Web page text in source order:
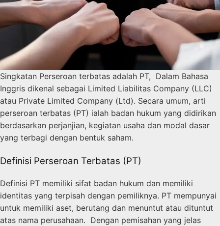
Singkatan Perseroan terbatas adalah PT, Dalam Bahasa
Inggris dikenal sebagai Limited Liabilitas Company (LLC)
atau Private Limited Company (Ltd). Secara umum, arti
perseroan terbatas (PT) ialah badan hukum yang didirikan
berdasarkan perjanjian, kegiatan usaha dan modal dasar
yang terbagi dengan bentuk saham.
Definisi Perseroan Terbatas (PT)
Definisi PT memiliki sifat badan hukum dan memiliki
identitas yang terpisah dengan pemiliknya. PT mempunyai
untuk memiliki aset, berutang dan menuntut atau dituntut
atas nama perusahaan. Dengan pemisahan yang jelas